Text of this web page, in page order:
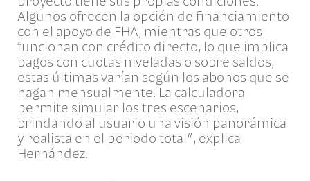
Algunos ofrecen la opción de financiamiento
con el apoyo de FHA, mientras que otros
funcionan con crédito directo, lo que implica
pagos con cuotas niveladas o sobre saldos,
estas últimas varían según los abonos que se
hagan mensualmente. La calculadora
permite simular los tres escenarios,
brindando al usuario una visión panorámica
y realista en el periodo total”, explica
Hernández.